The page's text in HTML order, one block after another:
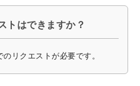
トはできますか？
リクエストが必要です。